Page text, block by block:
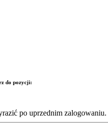
do pozycji:
po uprzednim zalogowaniu.